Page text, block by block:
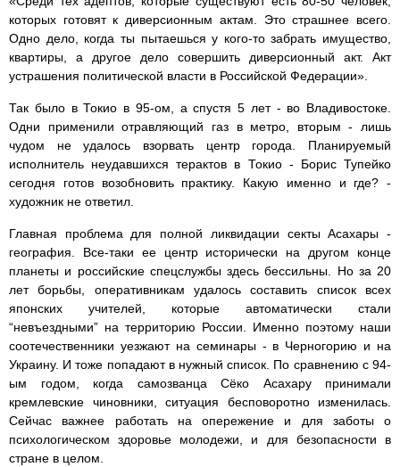
которых готовят к диверсионным актам. Это страшнее всего.
Одно дело, когда ты пытаешься у кого-то забрать имущество,
квартиры, а другое дело совершить диверсионный акт. Акт
устрашения политической власти в Российской Федерации».
Так было в Токио в 95-ом, а спустя 5 лет - во Владивостоке.
Одни применили отравляющий газ в метро, вторым - лишь
чудом не удалось взорвать центр города. Планируемый
исполнитель неудавшихся терактов в Токио - Борис Тупейко
сегодня готов возобновить практику. Какую именно и где? -
художник не ответил.
Главная проблема для полной ликвидации секты Асахары -
география. Все-таки ее центр исторически на другом конце
планеты и российские спецслужбы здесь бессильны. Но за 20
лет борьбы, оперативникам удалось составить список всех
японских учителей, которые автоматически стали
“невъездными” на территорию России. Именно поэтому наши
соотечественники уезжают на семинары - в Черногорию и на
Украину. И тоже попадают в нужный список. По сравнению с 94-
ым годом, когда самозванца Сёко Асахару принимали
кремлевские чиновники, ситуация бесповоротно изменилась.
Сейчас важнее работать на опережение и для заботы о
психологическом здоровье молодежи, и для безопасности в
стране в целом.